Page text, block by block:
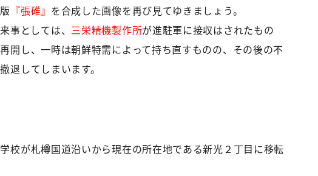
版 『張碓』 を合成した画像を再び見てゆきましょう。
事としては、 三栄精機製作所が進駐軍に接収はされたもの
開し、一時は朝鮮特需によって持ち直すものの、その後の不
退してしまいます。
校が札樽国道沿いから現在の所在地である新光２丁目に移転